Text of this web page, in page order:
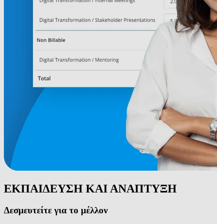
ΕΚΠΑΙΔΕΥΣΗ ΚΑΙ ΑΝΑΠΤΥΞΗ
Δεσμευτείτε για το μέλλον